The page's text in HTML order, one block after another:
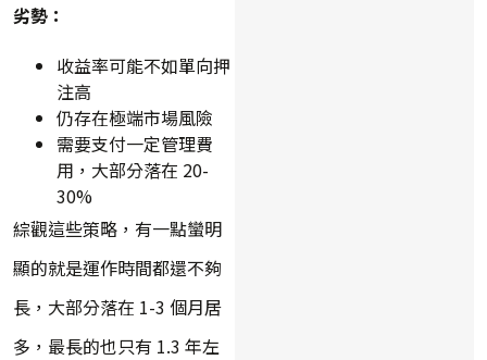
劣勢：
收益率可能不如單向押
注高
仍存在極端市場風險
需要支付一定管理費
用，大部分落在 20-
30%
綜觀這些策略，有一點蠻明
顯的就是運作時間都還不夠
長，大部分落在 1-3 個月居
多，最長的也只有 1.3 年左